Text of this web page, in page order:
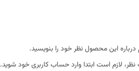
این محصول نظر خود را بنویسید.
نظر، لازم است ابتدا وارد حساب کاربری خود شوید.